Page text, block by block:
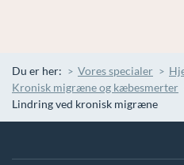
Du er her: Vores specialer
Kronisk migræne og kæbesmerter
Lindring ved kronisk migræne